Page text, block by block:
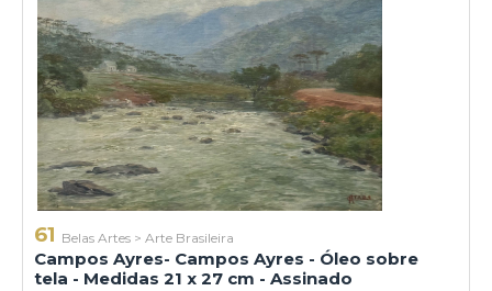
61 Belas Artes > Arte Brasileira
Campos Ayres- Campos Ayres - Óleo sobre
tela - Medidas 21 x 27 cm - Assinado